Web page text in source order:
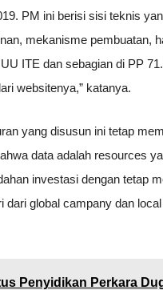
PM ini berisi sisi teknis
mekanisme pembuatan,
ITE dan sebagian di PP
websitenya,” katanya.
yang disusun ini tetap
data adalah resources
investasi dengan tetap
dari global campany dan
Penyidikan Perkara